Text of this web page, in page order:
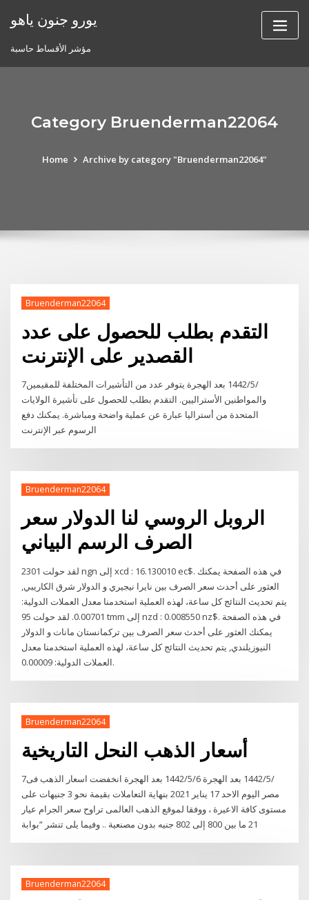
يورو جنون ياهو
مؤشر الأقساط حاسبة
Category Bruenderman22064
Home Archive by category "Bruenderman22064"
Bruenderman22064
التقدم بطلب للحصول على عدد
القصدير على الإنترنت
7‏‏/5‏‏/1442 بعد الهجرة يتوفر عدد من التأشيرات المختلفة للمقيمين
والمواطنين الأستراليين. التقدم بطلب للحصول على تأشيرة الولايات
المتحدة من أستراليا عبارة عن عملية واضحة ومباشرة. يمكنك دفع
الرسوم عبر الإنترنت
Bruenderman22064
الروبل الروسي لنا الدولار سعر
الصرف الرسم البياني
لقد حولت 2301 ngn إلى xcd : 16.130010 ec$. في هذه الصفحة يمكنك
العثور على أحدث سعر الصرف بين نايرا نيجيري و الدولار شرق الكاريبي,
يتم تحديث النتائج كل ساعة، لهذه العملية استخدمنا معدل العملات الدولية:
0.00701. لقد حولت 95 tmm إلى nzd : 0.008550 nz$. في هذه الصفحة
يمكنك العثور على أحدث سعر الصرف بين تركمانستان مانات و الدولار
النيوزيلندي, يتم تحديث النتائج كل ساعة، لهذه العملية استخدمنا معدل
العملات الدولية: 0.00009.
Bruenderman22064
أسعار الذهب النحل التاريخية
7‏‏/5‏‏/1442 بعد الهجرة 6‏‏/5‏‏/1442 بعد الهجرة انخفضت اسعار الذهب فى
مصر اليوم الاحد 17 يناير 2021 بنهاية التعاملات بقيمة نحو 3 جنيهات على
مستوى كافة الاعيرة ، ووفقا لموقع الذهب العالمى تراوح سعر الجرام عيار
21 ما بين 800 إلى 802 جنيه بدون مصنعية .. وفيما يلى تنشر “بوابة
Bruenderman22064